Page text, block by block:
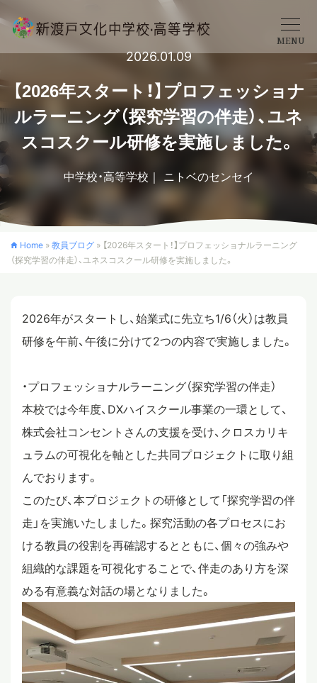
学校概要
中学校
高等学校
入学案内
スタディツアー
ニュース
教員ブログ
在校生・保護者・卒業生の方へ
MENU
2026.01.09
【2026年スタート！】プロフェッショナ
ルラーニング（探究学習の伴走）、ユネ
スコスクール研修を実施しました。
中学校・高等学校 ニトベのセンセイ
Home » 教員ブログ » 【2026年スタート！】プロフェッショナルラーニング
（探究学習の伴走）、ユネスコスクール研修を実施しました。
2026年がスタートし、始業式に先立ち1/6（火）は教員
研修を午前、午後に分けて2つの内容で実施しました。
・プロフェッショナルラーニング（探究学習の伴走）
本校では今年度、DXハイスクール事業の一環として、
株式会社コンセントさんの支援を受け、クロスカリキ
ュラムの可視化を軸とした共同プロジェクトに取り組
んでおります。
このたび、本プロジェクトの研修として「探究学習の伴
走」を実施いたしました。探究活動の各プロセスにお
ける教員の役割を再確認するとともに、個々の強みや
組織的な課題を可視化することで、伴走のあり方を深
める有意義な対話の場となりました。